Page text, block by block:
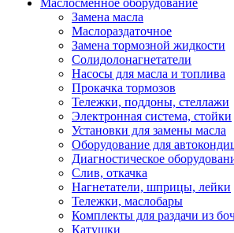
Маслосменное оборудование
Замена масла
Маслораздаточное
Замена тормозной жидкости
Солидолонагнетатели
Насосы для масла и топлива
Прокачка тормозов
Тележки, поддоны, стеллажи
Электронная система, стойки
Установки для замены масла
Оборудование для
Диагностическое
Слив, откачка
Нагнетатели, шприцы, лейки
Тележки, маслобары
Комплекты для раздачи из
Катушки